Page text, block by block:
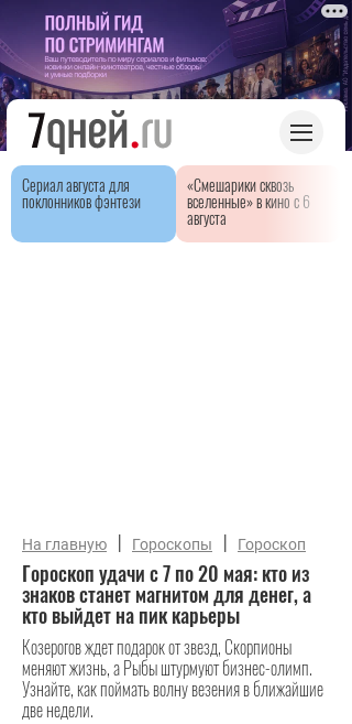
Сериал августа для
поклонников фэнтези
«Смешарики сквозь
вселенные» в кино с 6
августа
На главную | Гороскопы | Гороскоп
Гороскоп удачи с 7 по 20 мая: кто из
знаков станет магнитом для денег, а
кто выйдет на пик карьеры
Козерогов ждет подарок от звезд, Скорпионы
меняют жизнь, а Рыбы штурмуют бизнес-олимп.
Узнайте, как поймать волну везения в ближайшие
две недели.